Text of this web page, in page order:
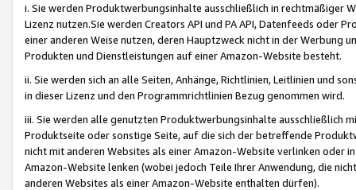
i. Sie werden Produktwerbungsinhalte ausschließlich in rechtmäßiger
Lizenz nutzen.Sie werden Creators API und PA API, Datenfeeds oder
einer anderen Weise nutzen, deren Hauptzweck nicht in der Werbung
Produkten und Dienstleistungen auf einer Amazon-Website besteht.
ii. Sie werden sich an alle Seiten, Anhänge, Richtlinien, Leitlinien und
in dieser Lizenz und den Programmrichtlinien Bezug genommen wird.
iii. Sie werden alle genutzten Produktwerbungsinhalte ausschließlich
Produktseite oder sonstige Seite, auf die sich der betreffende
nicht mit anderen Websites als einer Amazon-Website verlinken oder
Amazon-Website lenken (wobei jedoch Teile Ihrer Anwendung, die
anderen Websites als einer Amazon-Website enthalten dürfen).